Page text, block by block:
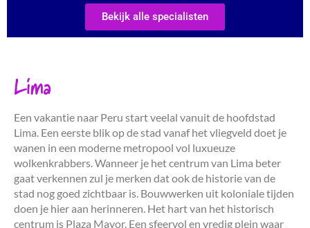
Bekijk alle specialisten
Lima
Een vakantie naar Peru start veelal vanuit de hoofdstad
Lima. Een eerste blik op de stad vanaf het vliegveld doet je
wanen in een moderne metropool vol luxueuze
wolkenkrabbers. Wanneer je het centrum van Lima beter
gaat verkennen zul je merken dat ook de historie van de
stad nog goed zichtbaar is. Bouwwerken uit koloniale tijden
doen je hier aan herinneren. Het hart van het historisch
centrum is Plaza Mayor. Een sfeervol en vredig plein waar